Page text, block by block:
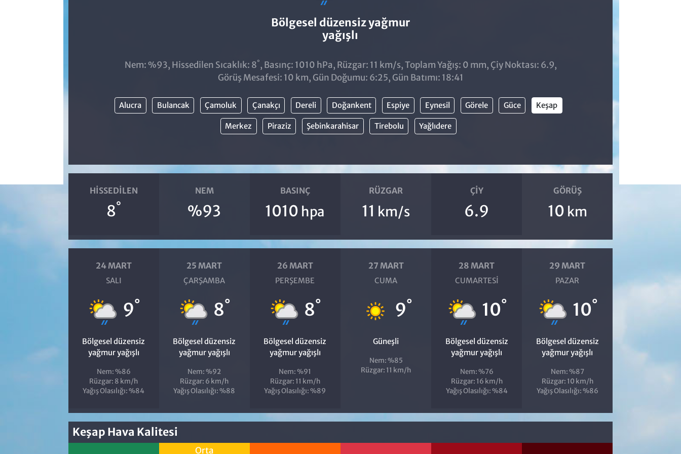
Bölgesel düzensiz yağmur
yağışlı
Nem: %93, Hissedilen Sıcaklık: 8°, Basınç: 1010 hPa, Rüzgar: 11 km/s, Toplam Yağış: 0 mm, Çiy Noktası: 6.9,
Görüş Mesafesi: 10 km, Gün Doğumu: 6:25, Gün Batımı: 18:41
Alucra Bulancak Çamoluk Çanakçı Dereli Doğankent Espiye Eynesil Görele Güce Keşap
Merkez Piraziz Şebinkarahisar Tirebolu Yağlıdere
HISSEDILEN
8°
NEM
%93
BASINÇ
1010 hpa
RÜZGAR
11 km/s
ÇIY
6.9
GÖRÜŞ
10 km
24 MART
SALI
9°
Bölgesel düzensiz
yağmur yağışlı
Nem: %86
Rüzgar: 8 km/h
Yağış Olasılığı: %84
25 MART
ÇARŞAMBA
8°
Bölgesel düzensiz
yağmur yağışlı
Nem: %92
Rüzgar: 6 km/h
Yağış Olasılığı: %88
26 MART
PERŞEMBE
8°
Bölgesel düzensiz
yağmur yağışlı
Nem: %91
Rüzgar: 11 km/h
Yağış Olasılığı: %89
27 MART
CUMA
9°
Güneşli
Nem: %85
Rüzgar: 11 km/h
28 MART
CUMARTESI
10°
Bölgesel düzensiz
yağmur yağışlı
Nem: %76
Rüzgar: 16 km/h
Yağış Olasılığı: %84
29 MART
PAZAR
10°
Bölgesel düzensiz
yağmur yağışlı
Nem: %87
Rüzgar: 10 km/h
Yağış Olasılığı: %86
Keşap Hava Kalitesi
Orta